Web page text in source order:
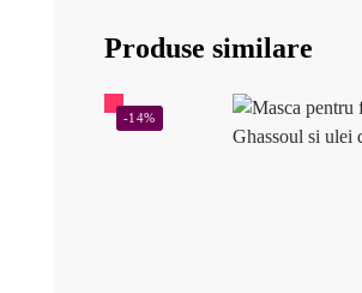
Produse similare
-14%